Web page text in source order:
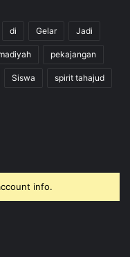
di Gelar Jadi
pekajangan
Siswa spirit tahajud
info.